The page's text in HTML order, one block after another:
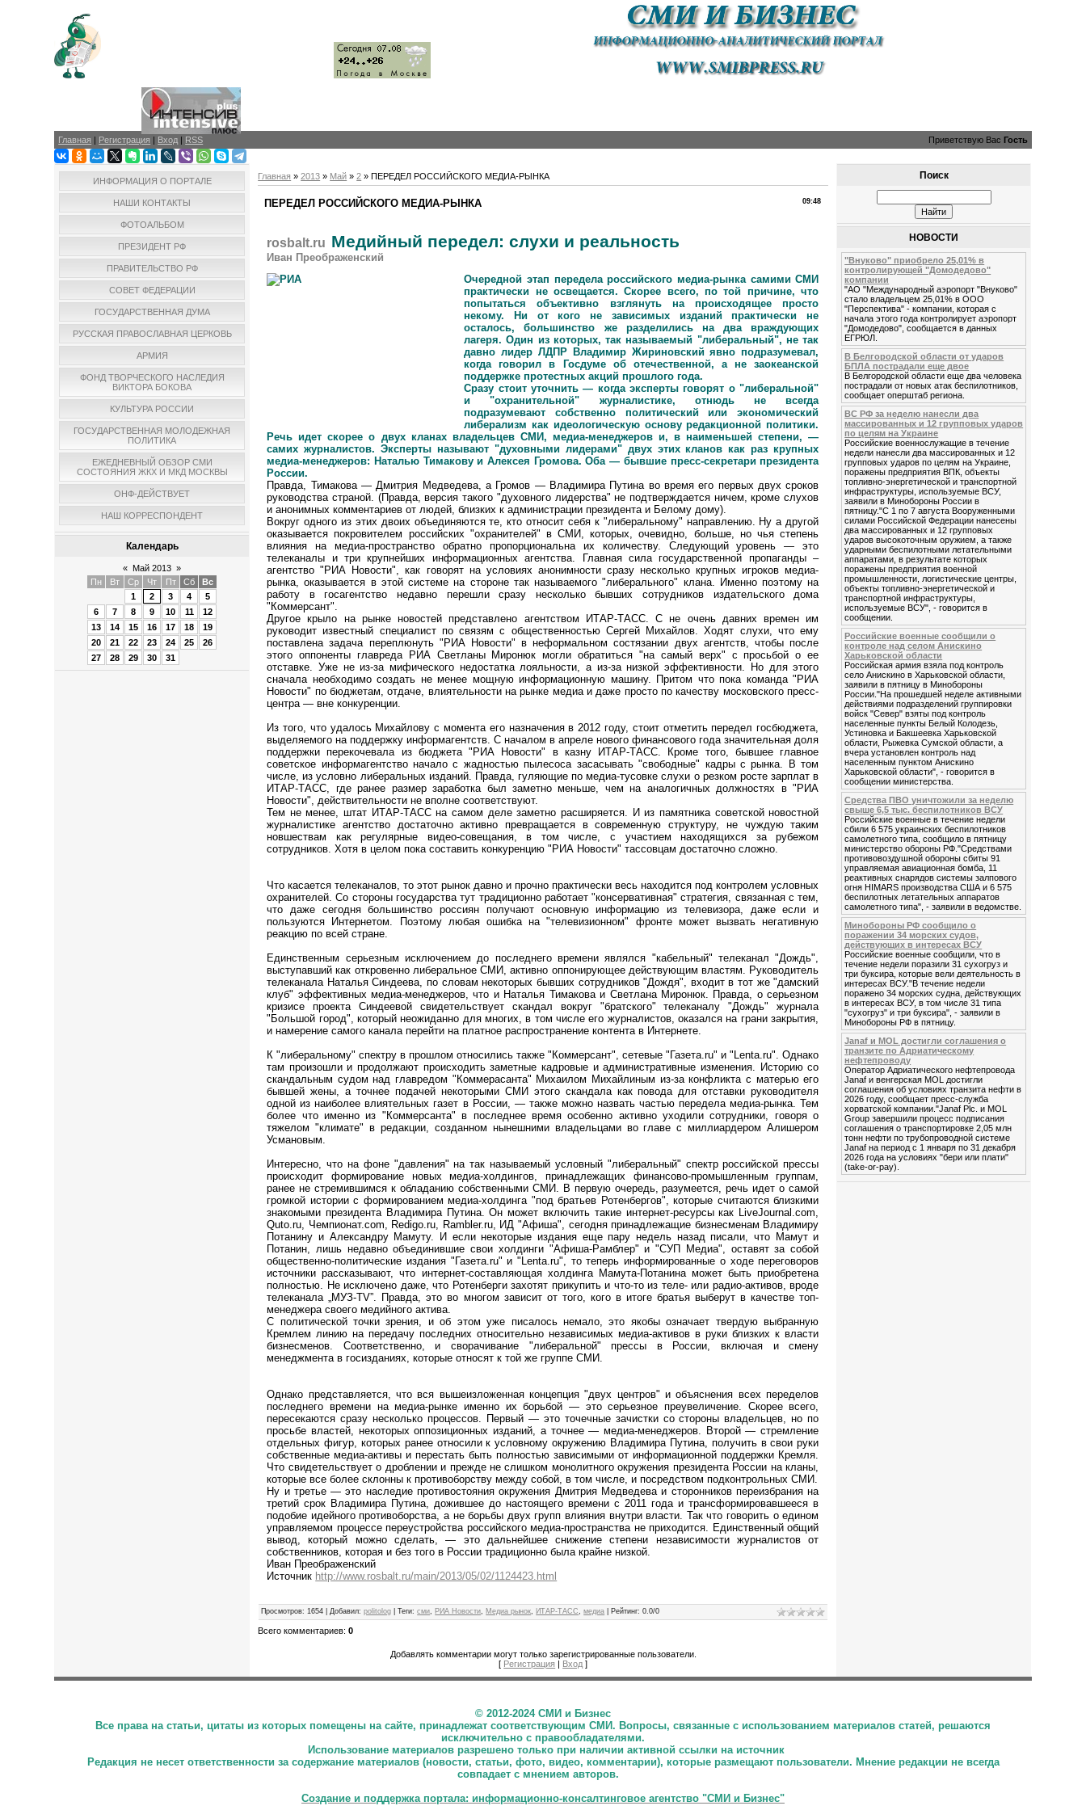
Главная | Регистрация | Вход | RSS Приветствую Вас Гость
ИНФОРМАЦИЯ О ПОРТАЛЕ
НАШИ КОНТАКТЫ
ФОТОАЛЬБОМ
ПРЕЗИДЕНТ РФ
ПРАВИТЕЛЬСТВО РФ
СОВЕТ ФЕДЕРАЦИИ
ГОСУДАРСТВЕННАЯ ДУМА
РУССКАЯ ПРАВОСЛАВНАЯ ЦЕРКОВЬ
АРМИЯ
ФОНД ТВОРЧЕСКОГО НАСЛЕДИЯ
ВИКТОРА БОКОВА
КУЛЬТУРА РОССИИ
ГОСУДАРСТВЕННАЯ МОЛОДЕЖНАЯ
ПОЛИТИКА
ЕЖЕДНЕВНЫЙ ОБЗОР СМИ
СОСТОЯНИЯ ЖКХ И МКД МОСКВЫ
ОНФ-ДЕЙСТВУЕТ
НАШ КОРРЕСПОНДЕНТ
Календарь
« Май 2013 »
Пн
Вт Ср Чт Пт Сб
Вс
1
2 3 4
5
6
7 8 9 10 11
12
13
14 15 16 17 18
19
20
21 22 23 24 25
26
27
28 29 30 31
Главная »2013 » Май » 2 » ПЕРЕДЕЛ РОССИЙСКОГО МЕДИА-РЫНКА
09:48
ПЕРЕДЕЛ РОССИЙСКОГО МЕДИА-РЫНКА
rosbalt.ru Медийный передел: слухи и реальность
Иван Преображенский
Очередной этап передела российского медиа-рынка самими СМИ
практически не освещается. Скорее всего, по той причине, что
попытаться объективно взглянуть на происходящее просто
некому. Ни от кого не зависимых изданий практически не
осталось, большинство же разделились на два враждующих
лагеря. Один из которых, так называемый "либеральный", не так
давно лидер ЛДПР Владимир Жириновский явно подразумевал,
когда говорил в Госдуме об отечественной, а не заокеанской
поддержке протестных акций прошлого года.
Сразу стоит уточнить — когда эксперты говорят о "либеральной"
и "охранительной" журналистике, отнюдь не всегда
подразумевают собственно политический или экономический
либерализм как идеологическую основу редакционной политики.
Речь идет скорее о двух кланах владельцев СМИ, медиа-менеджеров и, в наименьшей степени, —
самих журналистов. Эксперты называют "духовными лидерами" двух этих кланов как раз крупных
медиа-менеджеров: Наталью Тимакову и Алексея Громова. Оба — бывшие пресс-секретари президента
России.
Правда, Тимакова — Дмитрия Медведева, а Громов — Владимира Путина во время его первых двух сроков
руководства страной. (Правда, версия такого "духовного лидерства" не подтверждается ничем, кроме слухов
и анонимных комментариев от людей, близких к администрации президента и Белому дому).
Вокруг одного из этих двоих объединяются те, кто относит себя к "либеральному" направлению. Ну а другой
оказывается покровителем российских "охранителей" в СМИ, которых, очевидно, больше, но чья степень
влияния на медиа-пространство обратно пропорциональна их количеству. Следующий уровень — это
телеканалы и три крупнейших информационных агентства. Главная сила государственной пропаганды –
агентство "РИА Новости", как говорят на условиях анонимности сразу несколько крупных игроков медиа-
рынка, оказывается в этой системе на стороне так называемого "либерального" клана. Именно поэтому на
работу в госагентство недавно перешли сразу несколько бывших сотрудников издательского дома
"Коммерсант".
Другое крыло на рынке новостей представлено агентством ИТАР-ТАСС. С не очень давних времен им
руководит известный специалист по связям с общественностью Сергей Михайлов. Ходят слухи, что ему
поставлена задача переплюнуть "РИА Новости" в неформальном состязании двух агентств, чтобы после
этого оппоненты главреда РИА Светланы Миронюк могли обратиться "на самый верх" с просьбой о ее
отставке. Уже не из-за мифического недостатка лояльности, а из-за низкой эффективности. Но для этого
сначала необходимо создать не менее мощную информационную машину. Притом что пока команда "РИА
Новости" по бюджетам, отдаче, влиятельности на рынке медиа и даже просто по качеству московского пресс-
центра — вне конкуренции.
Из того, что удалось Михайлову с момента его назначения в 2012 году, стоит отметить передел госбюджета,
выделяемого на поддержку информагентств. С началом в апреле нового финансового года значительная доля
поддержки перекочевала из бюджета "РИА Новости" в казну ИТАР-ТАСС. Кроме того, бывшее главное
советское информагентство начало с жадностью пылесоса засасывать "свободные" кадры с рынка. В том
числе, из условно либеральных изданий. Правда, гуляющие по медиа-тусовке слухи о резком росте зарплат в
ИТАР-ТАСС, где ранее размер заработка был заметно меньше, чем на аналогичных должностях в "РИА
Новости", действительности не вполне соответствуют.
Тем не менее, штат ИТАР-ТАСС на самом деле заметно расширяется. И из памятника советской новостной
журналистике агентство достаточно активно превращается в современную структуру, не чуждую таким
новшествам как регулярные видео-совещания, в том числе, с участием находящихся за рубежом
сотрудников. Хотя в целом пока составить конкуренцию "РИА Новости" тассовцам достаточно сложно.
Что касается телеканалов, то этот рынок давно и прочно практически весь находится под контролем условных
охранителей. Со стороны государства тут традиционно работает "консервативная" стратегия, связанная с тем,
что даже сегодня большинство россиян получают основную информацию из телевизора, даже если и
пользуются Интернетом. Поэтому любая ошибка на "телевизионном" фронте может вызвать негативную
реакцию по всей стране.
Единственным серьезным исключением до последнего времени являлся "кабельный" телеканал "Дождь",
выступавший как откровенно либеральное СМИ, активно оппонирующее действующим властям. Руководитель
телеканала Наталья Синдеева, по словам некоторых бывших сотрудников "Дождя", входит в тот же "дамский
клуб" эффективных медиа-менеджеров, что и Наталья Тимакова и Светлана Миронюк. Правда, о серьезном
кризисе проекта Синдеевой свидетельствует скандал вокруг "братского" телеканалу "Дождь" журнала
"Большой город", который неожиданно для многих, в том числе его журналистов, оказался на грани закрытия,
и намерение самого канала перейти на платное распространение контента в Интернете.
К "либеральному" спектру в прошлом относились также "Коммерсант", сетевые "Газета.ru" и "Lenta.ru". Однако
там произошли и продолжают происходить заметные кадровые и административные изменения. Историю со
скандальным судом над главредом "Коммерасанта" Михаилом Михайлиным из-за конфликта с матерью его
бывшей жены, а точнее подачей некоторыми СМИ этого скандала как повода для отставки руководителя
одной из наиболее влиятельных газет в России, — также можно назвать частью передела медиа-рынка. Тем
более что именно из "Коммерсанта" в последнее время особенно активно уходили сотрудники, говоря о
тяжелом "климате" в редакции, созданном нынешними владельцами во главе с миллиардером Алишером
Усмановым.
Интересно, что на фоне "давления" на так называемый условный "либеральный" спектр российской прессы
происходит формирование новых медиа-холдингов, принадлежащих финансово-промышленным группам,
ранее не стремившимся к обладанию собственными СМИ. В первую очередь, разумеется, речь идет о самой
громкой истории с формированием медиа-холдинга "под братьев Ротенбергов", которые считаются близкими
знакомыми президента Владимира Путина. Он может включить такие интернет-ресурсы как LiveJournal.com,
Quto.ru, Чемпионат.com, Redigo.ru, Rambler.ru, ИД "Афиша", сегодня принадлежащие бизнесменам Владимиру
Потанину и Александру Мамуту. И если некоторые издания еще пару недель назад писали, что Мамут и
Потанин, лишь недавно объединившие свои холдинги "Афиша-Рамблер" и "СУП Медиа", оставят за собой
общественно-политические издания "Газета.ru" и "Lenta.ru", то теперь информированные о ходе переговоров
источники рассказывают, что интернет-составляющая холдинга Мамута-Потанина может быть приобретена
полностью. Не исключено даже, что Ротенберги захотят прикупить и что-то из теле- или радио-активов, вроде
телеканала „МУЗ-TV”. Правда, это во многом зависит от того, кого в итоге братья выберут в качестве топ-
менеджера своего медийного актива.
С политической точки зрения, и об этом уже писалось немало, это якобы означает твердую выбранную
Кремлем линию на передачу последних относительно независимых медиа-активов в руки близких к власти
бизнесменов. Соответственно, и сворачивание "либеральной" прессы в России, включая и смену
менеджмента в госизданиях, которые относят к той же группе СМИ.
Однако представляется, что вся вышеизложенная концепция "двух центров" и объяснения всех переделов
последнего времени на медиа-рынке именно их борьбой — это серьезное преувеличение. Скорее всего,
пересекаются сразу несколько процессов. Первый — это точечные зачистки со стороны владельцев, но по
просьбе властей, некоторых оппозиционных изданий, а точнее — медиа-менеджеров. Второй — стремление
отдельных фигур, которых ранее относили к условному окружению Владимира Путина, получить в свои руки
собственные медиа-активы и перестать быть полностью зависимыми от информационной поддержки Кремля.
Что свидетельствует о дроблении и прежде не слишком монолитного окружения президента России на кланы,
которые все более склонны к противоборству между собой, в том числе, и посредством подконтрольных СМИ.
Ну и третье — это наследие противостояния окружения Дмитрия Медведева и сторонников переизбрания на
третий срок Владимира Путина, дожившее до настоящего времени с 2011 года и трансформировавшееся в
подобие идейного противоборства, а не борьбы двух групп влияния внутри власти. Так что говорить о едином
управляемом процессе переустройства российского медиа-пространства не приходится. Единственный общий
вывод, который можно сделать, — это дальнейшее снижение степени независимости журналистов от
собственников, которая и без того в России традиционно была крайне низкой.
Иван Преображенский
Источник http://www.rosbalt.ru/main/2013/05/02/1124423.html
Просмотров: 1654 Добавил: politolog |Теги: сми РИА Новости Медиа рынок ИТАР-ТАСС ,медиа Рейтинг: 0.0/0
Всего комментариев:0
Добавлять комментарии могут только зарегистрированные пользователи.
[ Регистрация | Вход ]
Поиск
НОВОСТИ
"Внуково" приобрело 25,01% в
контролирующей "Домодедово"
компании
"АО "Международный аэропорт "Внуково"
стало владельцем 25,01% в ООО
"Перспектива" - компании, которая с
начала этого года контролирует аэропорт
"Домодедово", сообщается в данных
ЕГРЮЛ.
В Белгородской области от ударов
БПЛА пострадали еще двое
В Белгородской области еще два человека
пострадали от новых атак беспилотников,
сообщает оперштаб региона.
ВС РФ за неделю нанесли два
массированных и 12 групповых ударов
по целям на Украине
Российские военнослужащие в течение
недели нанесли два массированных и 12
групповых ударов по целям на Украине,
поражены предприятия ВПК, объекты
топливно-энергетической и транспортной
инфраструктуры, используемые ВСУ,
заявили в Минобороны России в
пятницу."С 1 по 7 августа Вооруженными
силами Российской Федерации нанесены
два массированных и 12 групповых
ударов высокоточным оружием, а также
ударными беспилотными летательными
аппаратами, в результате которых
поражены предприятия военной
промышленности, логистические центры,
объекты топливно-энергетической и
транспортной инфраструктуры,
используемые ВСУ", - говорится в
сообщении.
Российские военные сообщили о
контроле над селом Анискино
Харьковской области
Российская армия взяла под контроль
село Анискино в Харьковской области,
заявили в пятницу в Минобороны
России."На прошедшей неделе активными
действиями подразделений группировки
войск "Север" взяты под контроль
населенные пункты Белый Колодезь,
Устиновка и Бакшеевка Харьковской
области, Рыжевка Сумской области, а
вчера установлен контроль над
населенным пунктом Анискино
Харьковской области", - говорится в
сообщении министерства.
Средства ПВО уничтожили за неделю
свыше 6,5 тыс. беспилотников ВСУ
Российские военные в течение недели
сбили 6 575 украинских беспилотников
самолетного типа, сообщило в пятницу
министерство обороны РФ."Средствами
противовоздушной обороны сбиты 91
управляемая авиационная бомба, 11
реактивных снарядов системы залпового
огня HIMARS производства США и 6 575
беспилотных летательных аппаратов
самолетного типа", - заявили в ведомстве.
Минобороны РФ сообщило о
поражении 34 морских судов,
действующих в интересах ВСУ
Российские военные сообщили, что в
течение недели поразили 31 сухогруз и
три буксира, которые вели деятельность в
интересах ВСУ."В течение недели
поражено 34 морских судна, действующих
в интересах ВСУ, в том числе 31 типа
"сухогруз" и три буксира", - заявили в
Минобороны РФ в пятницу.
Janaf и MOL достигли соглашения о
транзите по Адриатическому
нефтепроводу
Оператор Адриатического нефтепровода
Janaf и венгерская MOL достигли
соглашения об условиях транзита нефти в
2026 году, сообщает пресс-служба
хорватской компании."Janaf Plc. и MOL
Group завершили процесс подписания
соглашения о транспортировке 2,05 млн
тонн нефти по трубопроводной системе
Janaf на период с 1 января по 31 декабря
2026 года на условиях "бери или плати"
(take-or-pay).
© 2012-2024 СМИ и Бизнес
Все права на статьи, цитаты из которых помещены на сайте, принадлежат соответствующим СМИ. Вопросы, связанные с использованием материалов статей, решаются
исключительно с правообладателями.
Использование материалов разрешено только при наличии активной ссылки на источник
Редакция не несет ответственности за содержание материалов (новости, статьи, фото, видео, комментарии), которые размещают пользователи. Мнение редакции не всегда
совпадает с мнением авторов.
Создание и поддержка портала: информационно-консалтинговое агентство "СМИ и Бизнес"